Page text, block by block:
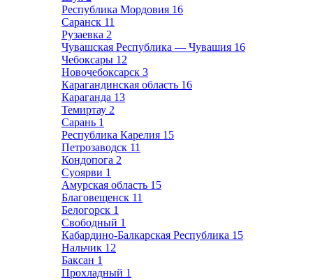
Республика Мордовия 16
Саранск 11
Рузаевка 2
Чувашская Республика — Чувашия 16
Чебоксары 12
Новочебоксарск 3
Карагандинская область 16
Караганда 13
Темиртау 2
Сарань 1
Республика Карелия 15
Петрозаводск 11
Кондопога 2
Суоярви 1
Амурская область 15
Благовещенск 11
Белогорск 1
Свободный 1
Кабардино-Балкарская Республика 15
Нальчик 12
Баксан 1
Прохладный 1